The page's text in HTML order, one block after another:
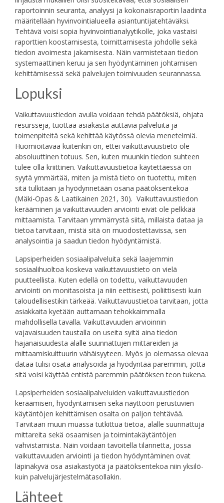
raportoinnin seuranta, analyysi ja kokonaisraportin laadinta
määritellään hyvinvointialueella asiantuntijatehtäväksi.
Tehtävä voisi sopia hyvinvointianalyytikolle, joka vastaisi
raporttien koostamisesta, toimittamisesta johdolle sekä
tiedon avoimesta jakamisesta. Näin varmistetaan tiedon
systemaattinen keruu ja sen hyödyntäminen johtamisen
kehittämisessä sekä palvelujen toimivuuden seurannassa.
Lopuksi
Vaikuttavuustiedon avulla voidaan tehdä päätöksiä, ohjata
resursseja, tuottaa asiakasta auttavia palveluita ja
toimenpiteitä sekä kehittää käytössä olevia menetelmiä.
Huomioitavaa kuitenkin on, ettei vaikuttavuustieto ole
absoluuttinen totuus. Sen, kuten muunkin tiedon suhteen
tulee olla kriittinen. Vaikuttavuustietoa käytettäessä on
syytä ymmärtää, miten ja mistä tieto on tuotettu, miten
sitä tulkitaan ja hyödynnetään osana päätöksentekoa
(Mäki-Opas & Laatikainen 2021, 30). Vaikuttavuustiedon
kerääminen ja vaikuttavuuden arviointi eivät ole pelkkää
mittaamista. Tarvitaan ymmärrystä siitä, millaista dataa ja
tietoa tarvitaan, mistä sitä on muodostettavissa, sen
analysointia ja saadun tiedon hyödyntämistä.
Lapsiperheiden sosiaalipalveluita sekä laajemmin
sosiaalihuoltoa koskeva vaikuttavuustieto on vielä
puutteellista. Kuten edellä on todettu, vaikuttavuuden
arviointi on monitasoista ja niin eettisesti, poliittisesti kuin
taloudellisestikin tärkeää. Vaikuttavuustietoa tarvitaan, jotta
asiakkaita kyetään auttamaan tehokkaimmalla
mahdollisella tavalla. Vaikuttavuuden arvioinnin
vajavaisuuden taustalla on useita syitä aina tiedon
hajanaisuudesta alalle suunnattujen mittareiden ja
mittaamiskulttuurin vähäisyyteen. Myös jo olemassa olevaa
dataa tulisi osata analysoida ja hyödyntää paremmin, jotta
sitä voisi käyttää entistä paremmin päätöksen teon tukena.
Lapsiperheiden sosiaalipalveluiden vaikuttavuustiedon
keräämisen, hyödyntämisen sekä näyttöön perustuvien
käytäntöjen kehittämisen osalta on paljon tehtävää.
Tarvitaan muun muassa tutkittua tietoa, alalle suunnattuja
mittareita sekä osaamisen ja toimintakäytäntöjen
vahvistamista. Näin voidaan tavoitella tilannetta, jossa
vaikuttavuuden arviointi ja tiedon hyödyntäminen ovat
läpinäkyvä osa asiakastyötä ja päätöksentekoa niin yksilö-
kuin palvelujärjestelmätasollakin.
Lähteet